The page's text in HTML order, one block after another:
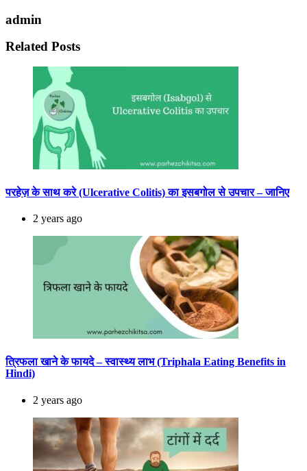
admin
Related Posts
परहेज़ के साथ करे (Ulcerative Colitis) का इसबगोल से उपचार – जानिए
2 years ago
त्रिफला खाने के फायदे – स्वास्थ्य लाभ (Triphala Eating Benefits in
Hindi)
2 years ago